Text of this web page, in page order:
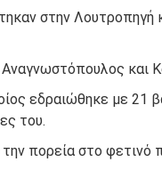
στο Διαγωνισμό
ιδεών στους
της κλιματικής
του Δήμου Δομοκού
στην
και
εδραιώθηκε με 21
του.
πορεία στο